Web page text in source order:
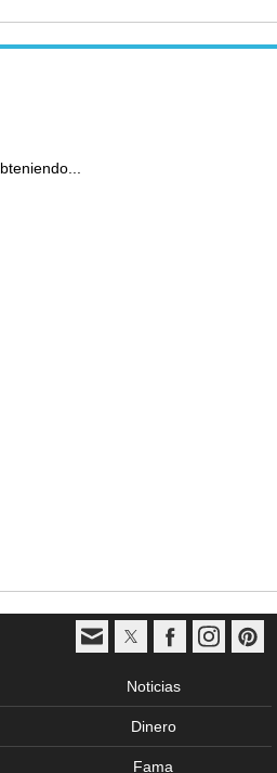
Noticias
Dinero
Fama